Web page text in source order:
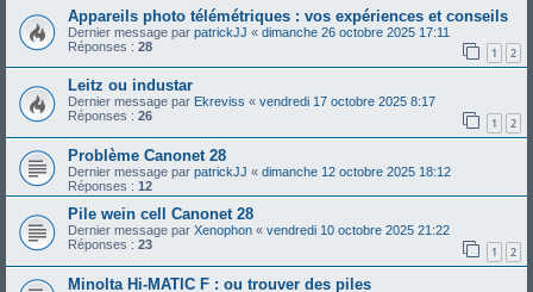
Appareils photo télémétriques : vos expériences et conseils
Dernier message par patrickJJ « dimanche 26 octobre 2025 17:11
Réponses : 28 1 2
Leitz ou industar
Dernier message par Ekreviss « vendredi 17 octobre 2025 8:17
Réponses : 26 1 2
Problème Canonet 28
Dernier message par patrickJJ « dimanche 12 octobre 2025 18:12
Réponses : 12
Pile wein cell Canonet 28
Dernier message par Xenophon « vendredi 10 octobre 2025 21:22
Réponses : 23 1 2
Minolta Hi-MATIC F : ou trouver des piles